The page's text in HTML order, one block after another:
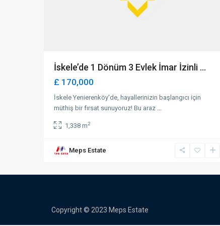
İskele’de 1 Dönüm 3 Evlek İmar İzinli ...
£ 170,000
İskele Yenierenköy'de, hayallerinizin başlangıcı için
müthiş bir fırsat sunuyoruz! Bu araz ...
1,338 m2
Meps Estate
Copyright © 2023 Meps Estate